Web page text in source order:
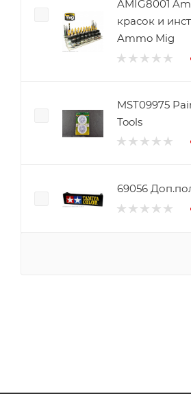
AMIG8001
красок и инструментов
Ammo Mig
MST09975
Tools
69056